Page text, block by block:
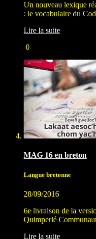
Un nouveau lexique
: le vocabulaire du
Lire la suite
0
MAG 16 en breton
Langue bretonne
28/09/2016
6e livraison de la
Quimperlé
Lire la suite